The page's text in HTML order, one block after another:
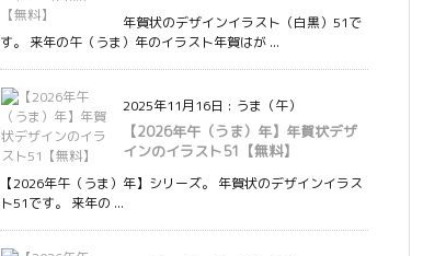
年賀状のデザインイラスト（白黒）51で
す。 来年の午（うま）年のイラスト年賀はが ...
2025年11月16日 : うま（午）
【2026年午（うま）年】年賀状デザ
インのイラスト51【無料】
【2026年午（うま）年】シリーズ。 年賀状のデザインイラス
ト51です。 来年の ...